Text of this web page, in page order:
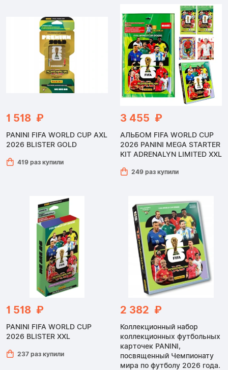
1 518 ₽
PANINI FIFA WORLD CUP AXL
2026 BLISTER GOLD
419 раз купили
3 455 ₽
АЛЬБОМ FIFA WORLD CUP
2026 PANINI MEGA STARTER
KIT ADRENALYN LIMITED XXL
249 раз купили
1 518 ₽
PANINI FIFA WORLD CUP
2026 BLISTER XXL
237 раз купили
2 382 ₽
Коллекционный набор
коллекционных футбольных
карточек PANINI,
посвященный Чемпионату
мира по футболу 2026 года.